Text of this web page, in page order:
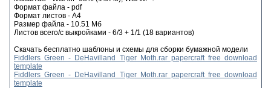
Формат файла - pdf
Формат листов - A4
Размер файла - 10.51 Мб
Листов всего/с выкройками - 6/3 + 1/1 (18 вариантов)
Скачать бесплатно шаблоны и схемы для сборки бумажной модели
Fiddlers Green - DeHavilland Tiger Moth.rar papercraft free download
template
Fiddlers Green - DeHavilland Tiger Moth.rar papercraft free download
template